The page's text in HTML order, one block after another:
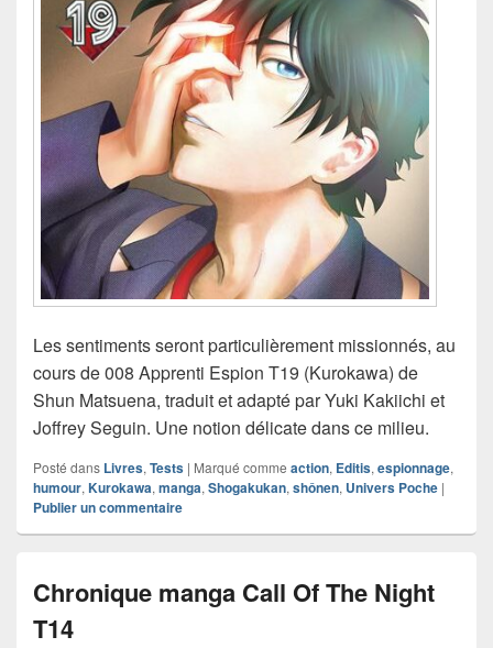
Les sentiments seront particulièrement missionnés, au
cours de 008 Apprenti Espion T19 (Kurokawa) de
Shun Matsuena, traduit et adapté par Yuki Kakiichi et
Joffrey Seguin. Une notion délicate dans ce milieu.
Posté dans Livres, Tests | Marqué comme action, Editis, espionnage,
humour, Kurokawa, manga, Shogakukan, shônen, Univers Poche |
Publier un commentaire
Chronique manga Call Of The Night
T14